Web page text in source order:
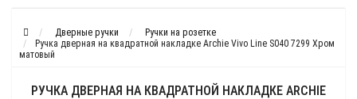
Дверные ручки
Ручки на розетке
Ручка дверная на квадратной накладке Archie Vivo Line S040 7299 Хром
матовый
РУЧКА ДВЕРНАЯ НА КВАДРАТНОЙ НАКЛАДКЕ ARCHIE